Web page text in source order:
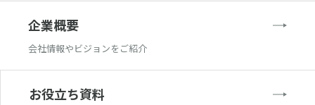
企業概要
会社情報やビジョンをご紹介
お役立ち資料